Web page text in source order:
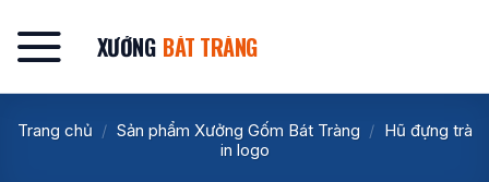
qua
nội
dung
XƯỞNG BÁT TRÀNG
Trang chủ / Sản phẩm Xưởng Gốm Bát Tràng / Hũ đựng trà
in logo